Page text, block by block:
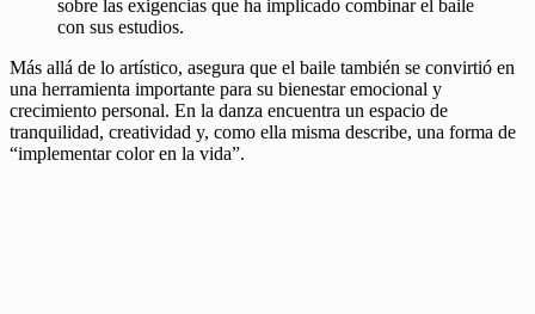
sobre las exigencias que ha implicado combinar el baile
con sus estudios.
Más allá de lo artístico, asegura que el baile también se convirtió en
una herramienta importante para su bienestar emocional y
crecimiento personal. En la danza encuentra un espacio de
tranquilidad, creatividad y, como ella misma describe, una forma de
“implementar color en la vida”.